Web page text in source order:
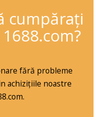
cumpărați
fără probleme
achizițiile noastre